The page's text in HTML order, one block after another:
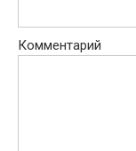
Комментарий